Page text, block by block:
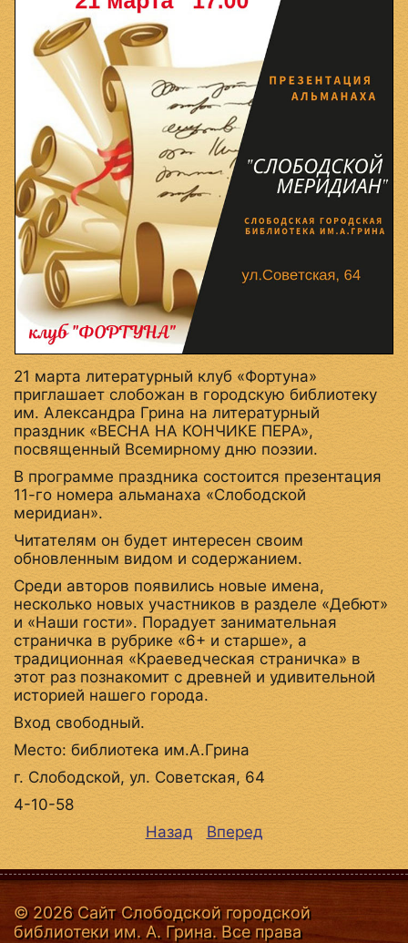
21 марта литературный клуб «Фортуна»
приглашает слобожан в городскую библиотеку
им. Александра Грина на литературный
праздник «ВЕСНА НА КОНЧИКЕ ПЕРА»,
посвященный Всемирному дню поэзии.
В программе праздника состоится презентация
11-го номера альманаха «Слободской
меридиан».
Читателям он будет интересен своим
обновленным видом и содержанием.
Среди авторов появились новые имена,
несколько новых участников в разделе «Дебют»
и «Наши гости». Порадует занимательная
страничка в рубрике «6+ и старше», а
традиционная «Краеведческая страничка» в
этот раз познакомит с древней и удивительной
историей нашего города.
Вход свободный.
Место: библиотека им.А.Грина
г. Слободской, ул. Советская, 64
4-10-58
Назад
Вперед
© 2026 Сайт Слободской городской
библиотеки им. А. Грина. Все права